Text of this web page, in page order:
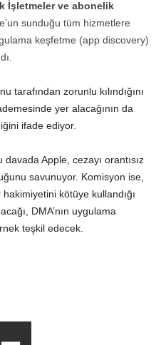
İşletmeler ve abonelik
sunduğu tüm hizmetlere
keşfetme (app discovery)
tarafından zorunlu kılındığını
yer alacağının da
ifade ediyor.
davada Apple, cezayı orantısız
savunuyor. Komisyon ise,
hakimiyetini kötüye kullandığı
DMA’nın uygulama
teşkil edecek.